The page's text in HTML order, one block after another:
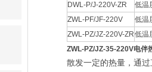
DWL-P/J-220V-ZR
低温
ZWL-PF/JF-220V
低温
ZWL-PZ/JZ-220V-ZR低温
ZWL-PZ/JZ-35-220V电伴
散发一定的热量，通